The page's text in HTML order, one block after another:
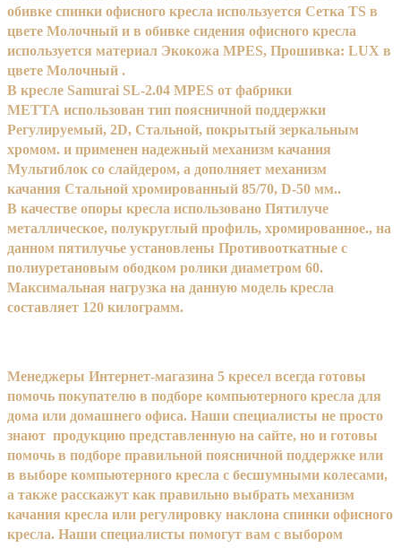
обивке спинки офисного кресла используется Сетка TS в
цвете Молочный и в обивке сидения офисного кресла
используется материал Экокожа MPES, Прошивка: LUX в
цвете Молочный .
В кресле Samurai SL-2.04 MPES от фабрики
МЕТТА использован тип поясничной поддержки
Регулируемый, 2D, Стальной, покрытый зеркальным
хромом. и применен надежный механизм качания
Мультиблок со слайдером, а дополняет механизм
качания Стальной хромированный 85/70, D-50 мм..
В качестве опоры кресла использовано Пятилуче
металлическое, полукруглый профиль, хромированное., на
данном пятилучье установлены Противооткатные с
полиуретановым ободком ролики диаметром 60.
Максимальная нагрузка на данную модель кресла
составляет 120 килограмм.
Менеджеры Интернет-магазина 5 кресел всегда готовы
помочь покупателю в подборе компьютерного кресла для
дома или домашнего офиса. Наши специалисты не просто
знают продукцию представленную на сайте, но и готовы
помочь в подборе правильной поясничной поддержке или
в выборе компьютерного кресла с бесшумными колесами,
а также расскажут как правильно выбрать механизм
качания кресла или регулировку наклона спинки офисного
кресла. Наши специалисты помогут вам с выбором